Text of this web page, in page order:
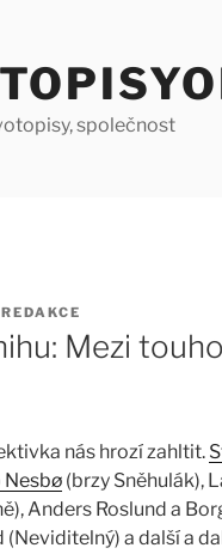
společnost
REDAKCE
Mezi
nás hrozí zahltit.
Nesbø (brzy Sněhulák),
Anders Roslund a
(Neviditelný) a další a